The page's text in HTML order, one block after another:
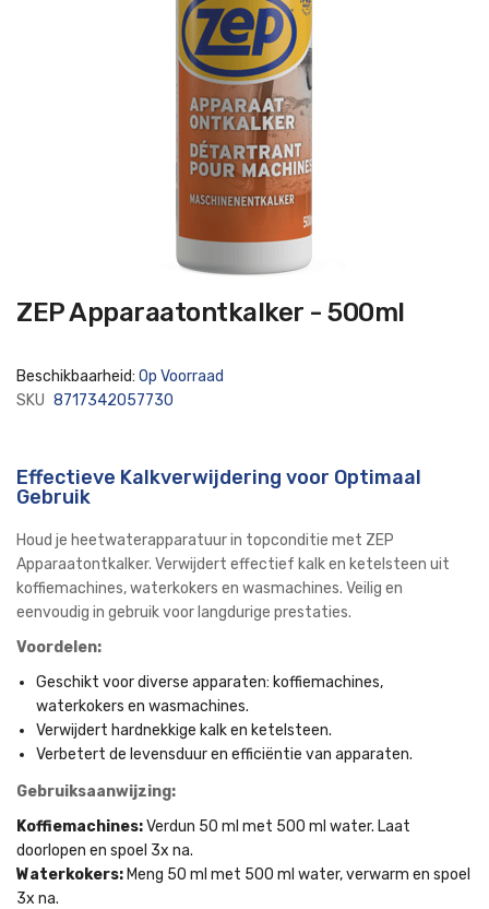
Ga
naar
de
afbeeldingen-
gallerij
ZEP Apparaatontkalker - 500ml
Beschikbaarheid: Op Voorraad
SKU 8717342057730
Effectieve Kalkverwijdering voor Optimaal
Gebruik
Houd je heetwaterapparatuur in topconditie met ZEP
Apparaatontkalker. Verwijdert effectief kalk en ketelsteen uit
koffiemachines, waterkokers en wasmachines. Veilig en
eenvoudig in gebruik voor langdurige prestaties.
Voordelen:
Geschikt voor diverse apparaten: koffiemachines,
waterkokers en wasmachines.
Verwijdert hardnekkige kalk en ketelsteen.
Verbetert de levensduur en efficiëntie van apparaten.
Gebruiksaanwijzing:
Koffiemachines:Verdun 50 ml met 500 ml water. Laat
doorlopen en spoel 3x na.
Waterkokers: Meng 50 ml met 500 ml water, verwarm en spoel
3x na.